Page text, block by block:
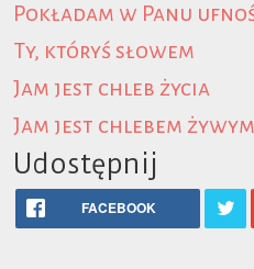
Pokładam w Panu
Ty, któryś słowem
Jam jest chleb życia
Jam jest chlebem żywym
Udostępnij
FACEBOOK